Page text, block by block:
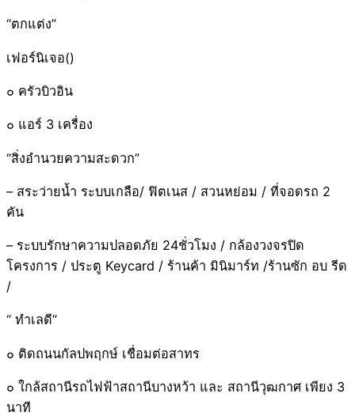
“ตกแต่ง”
เฟอร์นิเจอ()
๐ ครัวบิวอิน
๐ แอร์ 3 เครื่อง
“สิ่งอำนวยความสะดวก”
– สระว่ายน้ำ ระบบเกลือ/ ฟิตเนส / สวนหย่อม / ที่จอดรถ 2
คัน
– ระบบรักษาความปลอดภัย 24ชั่วโมง / กล้องวงจรปิด
โครงการ / ประตู Keycard / ร้านค้า มินิมาร์ท /ร้านซัก อบ รีด
/
“ ทำเลดี”
๐ ติดถนนกัลปพฤกษ์ เชื่อมต่อสาทร
๐ ใกล้สถานีรถไฟฟ้าสถานีบางหว้า และ สถานีวุฒกาศ เพียง 3
นาที